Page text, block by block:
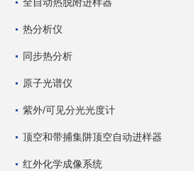
热分析仪
同步热分析
原子光谱仪
紫外/可见分光光度计
顶空和带捕集阱顶空自动进样器
红外化学成像系统